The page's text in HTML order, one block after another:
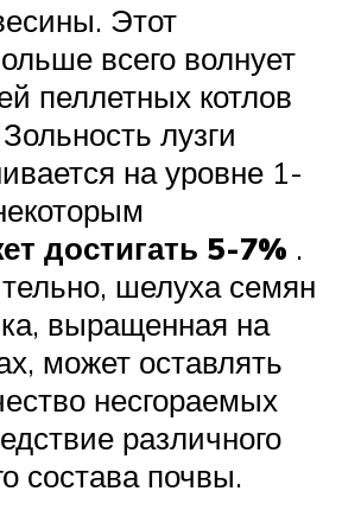
Этот
всего волнует
пеллетных котлов
лузги
на уровне 1-
достигать 5-7% .
шелуха семян
выращенная на
может оставлять
несгораемых
различного
состава почвы.